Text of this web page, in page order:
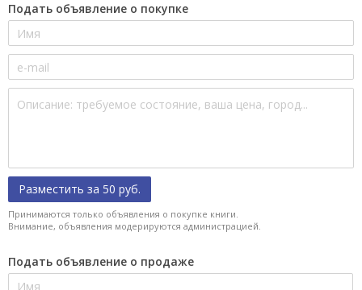
Подать объявление о покупке
Разместить за 50 руб.
Принимаются только объявления о покупке книги.
Внимание, объявления модерируются администрацией.
Подать объявление о продаже